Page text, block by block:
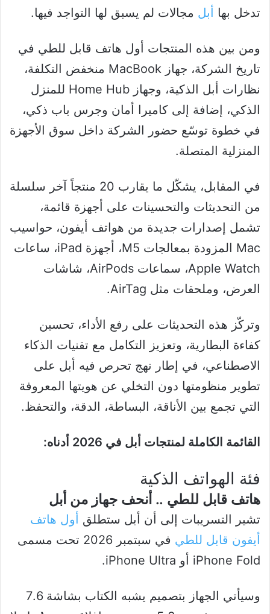
تدخل بها أبل مجالات لم يسبق لها التواجد فيها.
ومن بين هذه المنتجات أول هاتف قابل للطي في
تاريخ الشركة، جهاز MacBook منخفض التكلفة،
نظارات أبل الذكية، وجهاز Home Hub للمنزل
الذكي، إضافة إلى كاميرا أمان وجرس باب ذكي،
في خطوة توسّع حضور الشركة داخل سوق الأجهزة
المنزلية المتصلة.
في المقابل، يشكّل ما يقارب 20 منتجاً آخر سلسلة
من التحديثات والتحسينات على أجهزة قائمة،
تشمل إصدارات جديدة من هواتف أيفون، حواسيب
Mac المزودة بمعالجات M5، أجهزة iPad، ساعات
Apple Watch، سماعات AirPods، شاشات
العرض، وملحقات مثل AirTag.
وتركّز هذه التحديثات على رفع الأداء، تحسين
كفاءة البطارية، وتعزيز التكامل مع تقنيات الذكاء
الاصطناعي، في إطار نهج تحرص فيه أبل على
تطوير منظومتها دون التخلي عن هويتها المعروفة
التي تجمع بين الأناقة، البساطة، الدقة، والتحفظ.
القائمة الكاملة لمنتجات أبل في 2026 أدناه:
فئة الهواتف الذكية
هاتف قابل للطي .. أنحف جهاز من أبل
تشير التسريبات إلى أن أبل ستطلق أول هاتف
أيفون قابل للطي
في سبتمبر 2026 تحت مسمى
iPhone Fold أو iPhone Ultra.
وسيأتي الجهاز بتصميم يشبه الكتاب بشاشة 7.6